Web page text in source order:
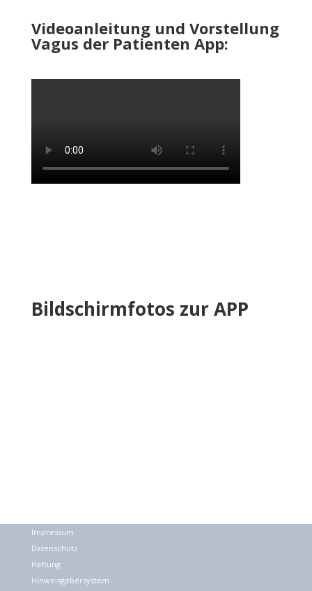
Videoanleitung und Vorstellung
Vagus der Patienten App:
Bildschirmfotos zur APP
Impressum
Datenschutz
Haftung
Hinweisgebersystem